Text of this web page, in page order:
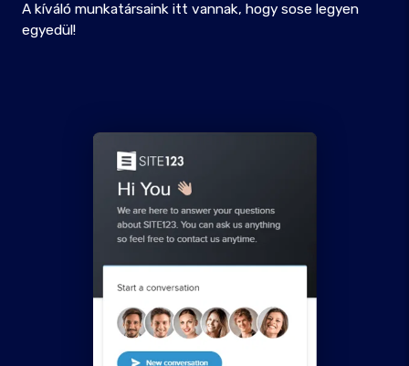
A kíváló munkatársaink itt vannak, hogy sose legyen
egyedül!